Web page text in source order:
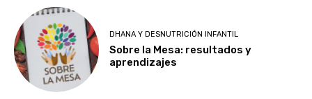
DHANA Y DESNUTRICIÓN INFANTIL
Sobre la Mesa: resultados y
aprendizajes